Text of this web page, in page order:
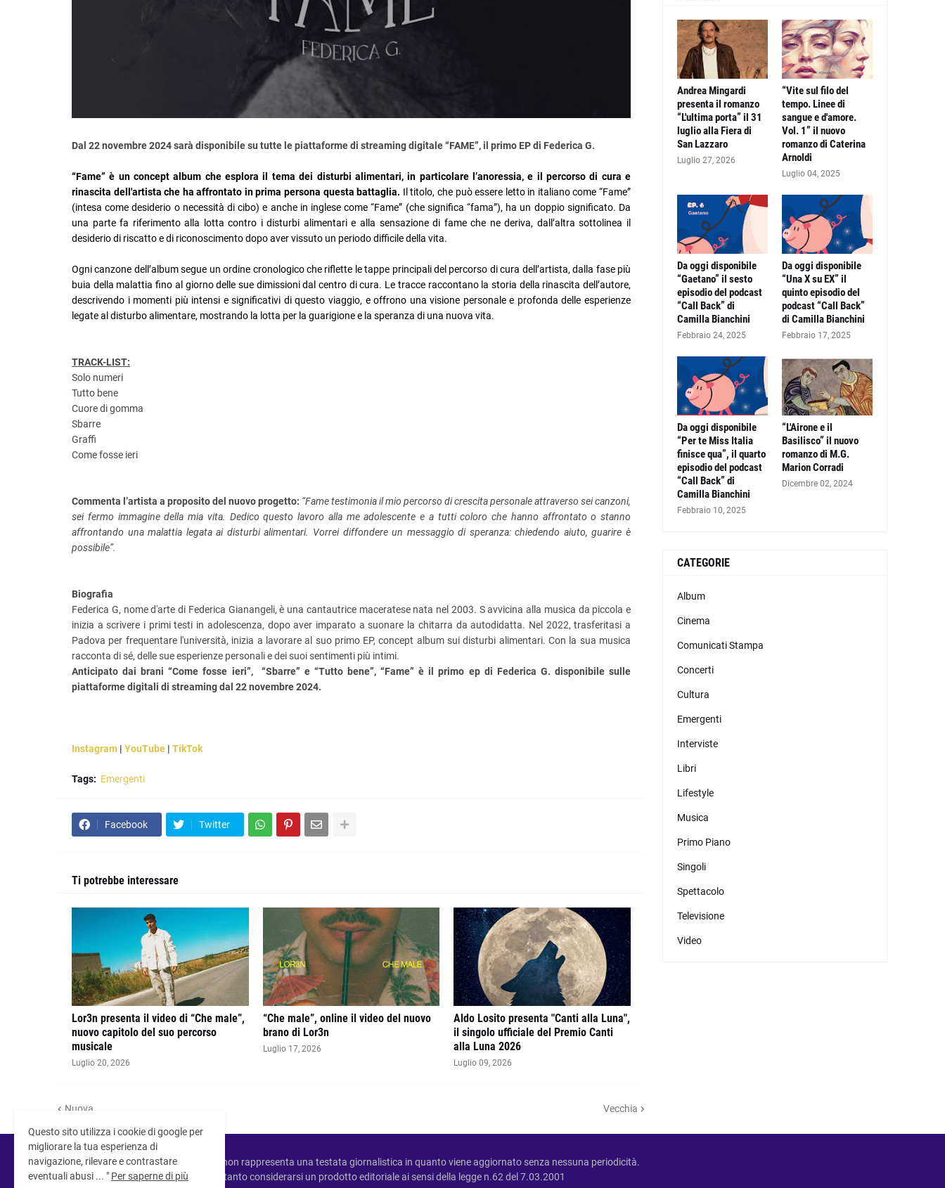
Dal 22 novembre 2024 sarà disponibile su tutte le piattaforme di streaming digitale “FAME”, il primo EP di Federica G.
“Fame” è un concept album che esplora il tema dei disturbi alimentari, in particolare l’anoressia, e il percorso di cura e
rinascita dell'artista che ha affrontato in prima persona questa battaglia. Il titolo, che può essere letto in italiano come “Fame”
(intesa come desiderio o necessità di cibo) e anche in inglese come “Fame” (che significa “fama”), ha un doppio significato. Da
una parte fa riferimento alla lotta contro i disturbi alimentari e alla sensazione di fame che ne deriva, dall’altra sottolinea il
desiderio di riscatto e di riconoscimento dopo aver vissuto un periodo difficile della vita.
Ogni canzone dell’album segue un ordine cronologico che riflette le tappe principali del percorso di cura dell’artista, dalla fase più
buia della malattia fino al giorno delle sue dimissioni dal centro di cura. Le tracce raccontano la storia della rinascita dell’autore,
descrivendo i momenti più intensi e significativi di questo viaggio, e offrono una visione personale e profonda delle esperienze
legate al disturbo alimentare, mostrando la lotta per la guarigione e la speranza di una nuova vita.
TRACK-LIST:
Solo numeri
Tutto bene
Cuore di gomma
Sbarre
Graffi
Come fosse ieri
Commenta l’artista a proposito del nuovo progetto: “Fame testimonia il mio percorso di crescita personale attraverso sei canzoni,
sei fermo immagine della mia vita. Dedico questo lavoro alla me adolescente e a tutti coloro che hanno affrontato o stanno
affrontando una malattia legata ai disturbi alimentari. Vorrei diffondere un messaggio di speranza: chiedendo aiuto, guarire è
possibile”.
Biografia
Federica G, nome d'arte di Federica Gianangeli, è una cantautrice maceratese nata nel 2003. S avvicina alla musica da piccola e
inizia a scrivere i primi testi in adolescenza, dopo aver imparato a suonare la chitarra da autodidatta. Nel 2022, trasferitasi a
Padova per frequentare l'università, inizia a lavorare al suo primo EP, concept album sui disturbi alimentari. Con la sua musica
racconta di sé, delle sue esperienze personali e dei suoi sentimenti più intimi.
Anticipato dai brani “Come fosse ieri”,
“Sbarre” e “Tutto bene”, “Fame” è il primo ep di Federica G. disponibile sulle
piattaforme digitali di streaming dal 22 novembre 2024.
Instagram | YouTube | TikTok
Tags: Emergenti
Facebook Twitter
Ti potrebbe interessare
Lor3n presenta il video di “Che male”,
nuovo capitolo del suo percorso
musicale
Luglio 20, 2026
“Che male”, online il video del nuovo
brano di Lor3n
Luglio 17, 2026
Aldo Losito presenta "Canti alla Luna",
il singolo ufficiale del Premio Canti
alla Luna 2026
Luglio 09, 2026
Nuova Vecchia
Andrea Mingardi
presenta il romanzo
“L'ultima porta” il 31
luglio alla Fiera di
San Lazzaro
Luglio 27, 2026
“Vite sul filo del
tempo. Linee di
sangue e d'amore.
Vol. 1” il nuovo
romanzo di Caterina
Arnoldi
Luglio 04, 2025
Da oggi disponibile
“Gaetano” il sesto
episodio del podcast
“Call Back” di
Camilla Bianchini
Febbraio 24, 2025
Da oggi disponibile
“Una X su EX” il
quinto episodio del
podcast “Call Back”
di Camilla Bianchini
Febbraio 17, 2025
Da oggi disponibile
“Per te Miss Italia
finisce qua”, il quarto
episodio del podcast
“Call Back” di
Camilla Bianchini
Febbraio 10, 2025
“L'Airone e il
Basilisco” il nuovo
romanzo di M.G.
Marion Corradi
Dicembre 02, 2024
CATEGORIE
Album
Cinema
Comunicati Stampa
Concerti
Cultura
Emergenti
Interviste
Libri
Lifestyle
Musica
Primo Piano
Singoli
Spettacolo
Televisione
Video
Questo sito non rappresenta una testata giornalistica in quanto viene aggiornato senza nessuna periodicità.
Non può pertanto considerarsi un prodotto editoriale ai sensi della legge n.62 del 7.03.2001
Questo sito utilizza i cookie di google per
migliorare la tua esperienza di
navigazione, rilevare e contrastare
eventuali abusi ... " Per saperne di più